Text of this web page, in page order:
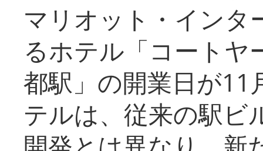
マリオット・インタ
るホテル「コートヤ
都駅」の開業日が11
テルは、従来の駅ビ